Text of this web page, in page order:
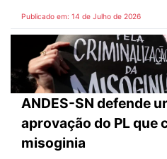
Publicado em: 14 de Julho de 2026
ANDES-SN defende
aprovação do PL que
misoginia